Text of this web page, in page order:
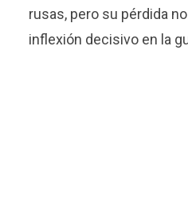
rusas, pero su pérdida
inflexión decisivo en la